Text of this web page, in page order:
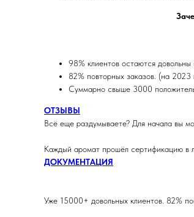
98% клиентов остаются довольны
82% повторных заказов. (на 2023
Суммарно свыше 3000
ОТЗЫВЫ
Всё еще раздумываете? Для начала вы
Каждый аромат прошёл сертификацию в
ДОКУМЕНТАЦИЯ
Уже 15000+ довольных клиентов. 82%